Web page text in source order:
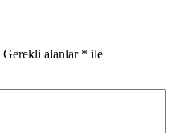
Gerekli alanlar * ile